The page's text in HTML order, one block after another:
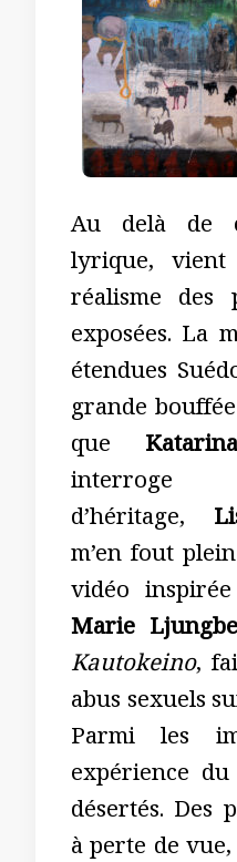
Au delà de
lyrique,
réalisme des
exposées. La
étendues
grande
que
d’héritage,
m’en fout
vidéo
Marie
Kautokeino,
abus sexuels
Parmi les
expérience
désertés. Des
à perte de